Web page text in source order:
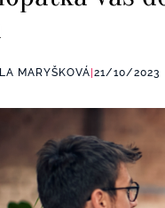
MARYŠKOVÁ 21/10/2023